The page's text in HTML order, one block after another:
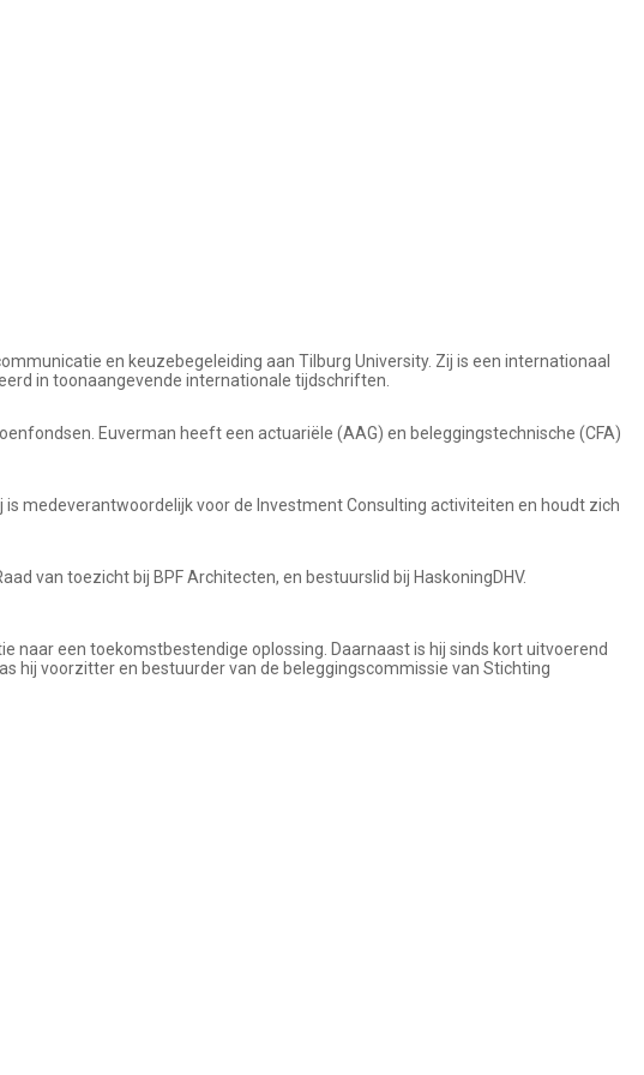
en keuzebegeleiding aan Tilburg University. Zij is een internationaal
in toonaangevende internationale tijdschriften.
Euverman heeft een actuariële (AAG) en beleggingstechnische (CFA)
medeverantwoordelijk voor de Investment Consulting activiteiten en houdt zich
van toezicht bij BPF Architecten, en bestuurslid bij HaskoningDHV.
naar een toekomstbestendige oplossing. Daarnaast is hij sinds kort uitvoerend
hij voorzitter en bestuurder van de beleggingscommissie van Stichting